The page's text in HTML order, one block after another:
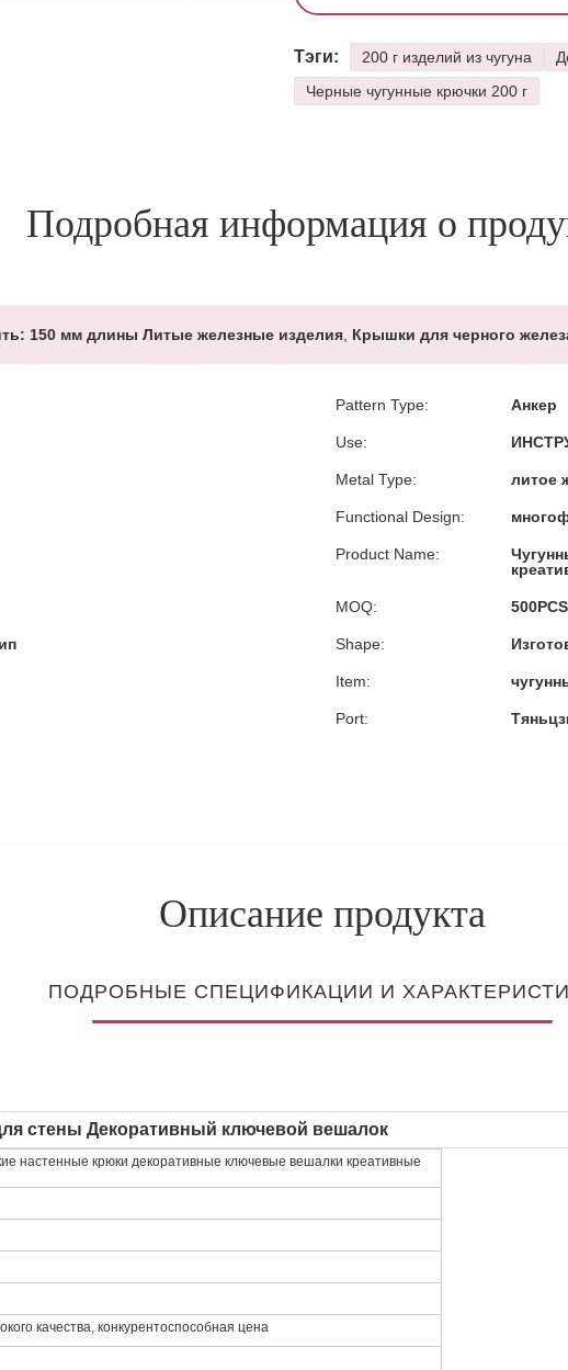
Тэги: 200 г изделий из чугуна
Черные чугунные крючки 200 г
Подробная информация о
150 мм длины Литые железные изделия, Крышки для черного
Pattern Type: Анкер
Use:
Metal Type: литое
Functional Design:
Product Name:
MOQ: 500PCS
Shape:
Item:
Port:
Описание продукта
ПОДРОБНЫЕ СПЕЦИФИКАЦИИ И
стены Декоративный ключевой вешалок
настенные крюки декоративные ключевые вешалки креативные
качества, конкурентоспособная цена